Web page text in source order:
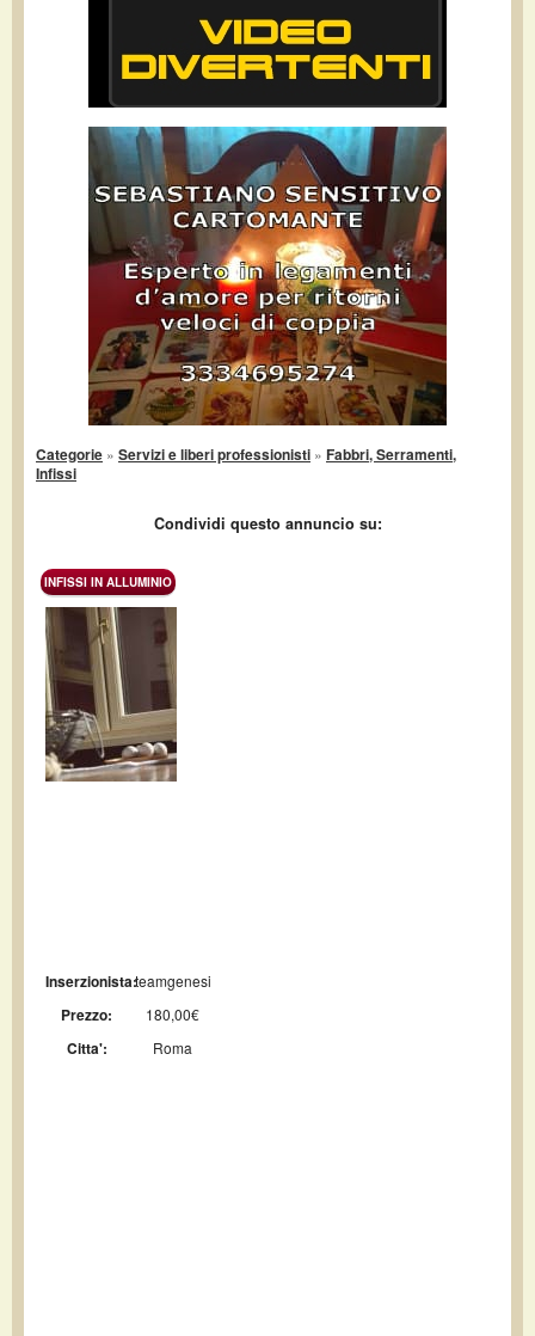
Categorie » Servizi e liberi professionisti » Fabbri, Serramenti,
Infissi
Condividi questo annuncio su:
INFISSI IN ALLUMINIO
Inserzionista:teamgenesi
Prezzo: 180,00€
Citta': Roma